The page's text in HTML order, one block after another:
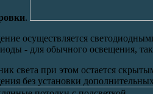
.
осуществляется
- для обычного освещения,
света при этом остается
без установки